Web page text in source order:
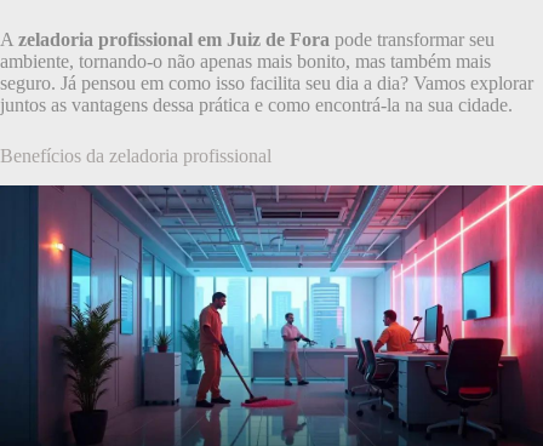
A zeladoria profissional em Juiz de Fora pode transformar seu
ambiente, tornando-o não apenas mais bonito, mas também mais
seguro. Já pensou em como isso facilita seu dia a dia? Vamos explorar
juntos as vantagens dessa prática e como encontrá-la na sua cidade.
Benefícios da zeladoria profissional